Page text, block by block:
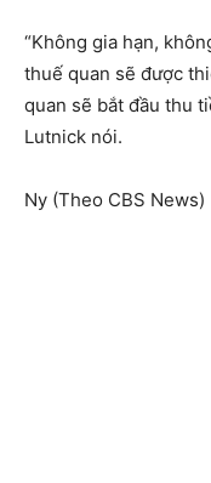
“Không gia hạn,
thuế quan sẽ được
quan sẽ bắt đầu thu
Lutnick nói.
Ny (Theo CBS News)